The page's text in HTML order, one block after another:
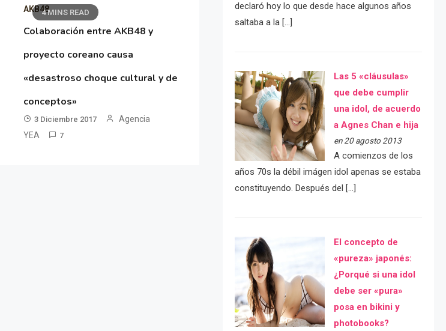
4 MINS READ
AKB48
Colaboración entre AKB48 y
proyecto coreano causa
«desastroso choque cultural y de
conceptos»
3 Diciembre 2017
Agencia
YEA
7
declaró hoy lo que desde hace algunos años
saltaba a la […]
Las 5 «cláusulas»
que debe cumplir
una idol, de acuerdo
a Agnes Chan e hija
en 20 agosto 2013
A comienzos de los
años 70s la débil imágen idol apenas se estaba
constituyendo. Después del […]
El concepto de
«pureza» japonés:
¿Porqué si una idol
debe ser «pura»
posa en bikini y
photobooks?